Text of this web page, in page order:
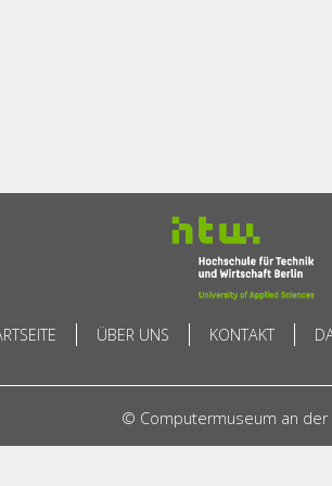
ÜBER UNS KONTAKT
© Computermuseum an der